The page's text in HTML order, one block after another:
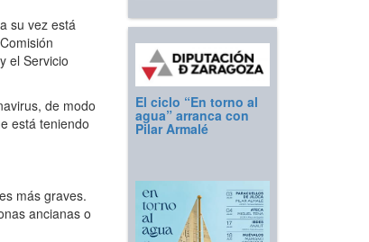
su vez está
el Servicio
de modo
está teniendo
más graves.
ancianas o
El ciclo “En torno al
agua” arranca con
Pilar Armalé